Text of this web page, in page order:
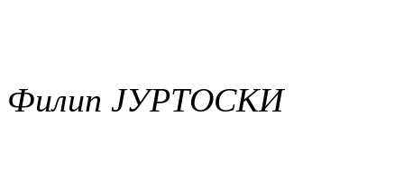
Филип ЈУРТОСКИ